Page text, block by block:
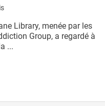
Library, menée par les
Group, a regardé à
...